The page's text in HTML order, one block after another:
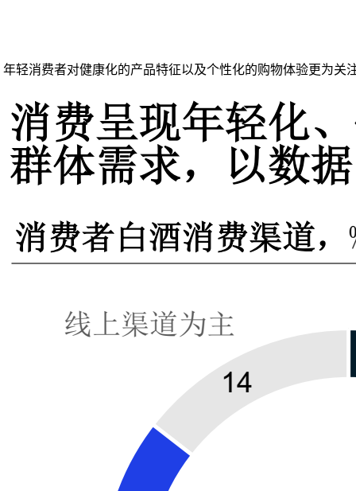
年轻消费者对健康化的产品特征以及个性化的购物体验更为